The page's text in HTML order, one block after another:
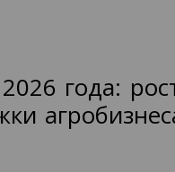
года: